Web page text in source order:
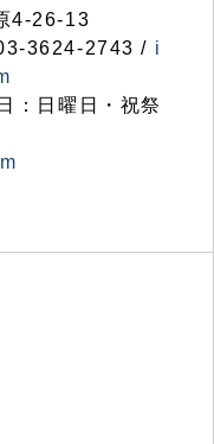
4-26-13
3624-2743 / i
：日曜日・祝祭